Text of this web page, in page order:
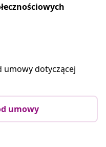
umowy dotyczącej
umowy